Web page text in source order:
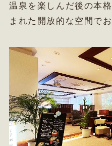
温泉を楽しんだ後の本
まれた開放的な空間で